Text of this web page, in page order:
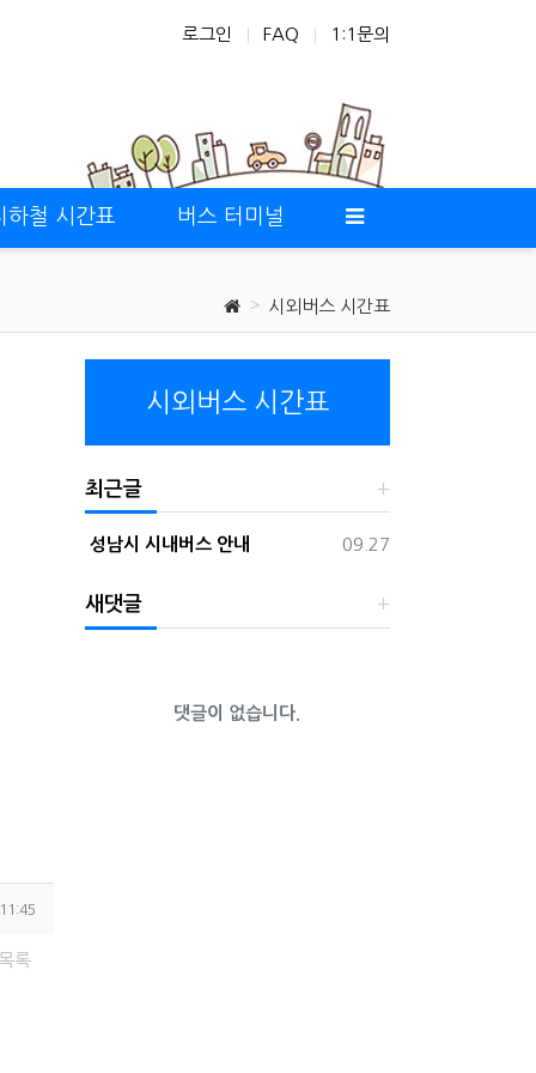
로그인 FAQ 1:1문의
하철 시간표 버스 터미널
시외버스 시간표
록
시외버스 시간표
최근글
등록일
09.27
성남시 시내버스 안내
새댓글
댓글이 없습니다.